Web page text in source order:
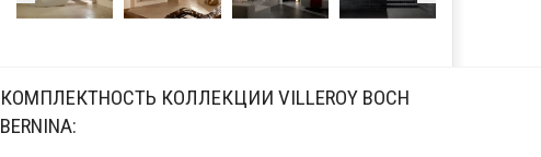
КОМПЛЕКТНОСТЬ КОЛЛЕКЦИИ VILLEROY BOCH
BERNINA: